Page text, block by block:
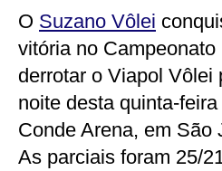
O Suzano Vôlei
vitória no
derrotar o Viapol Vôlei
noite desta quinta-
Conde Arena, em São
As parciais foram 25/